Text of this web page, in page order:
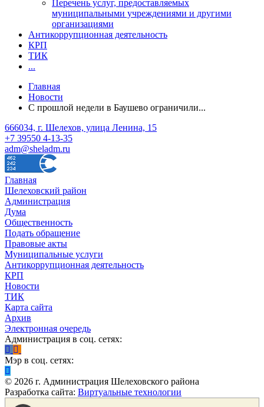
Перечень услуг, предоставляемых
муниципальными учреждениями и другими
организациями
Антикоррупционная деятельность
КРП
ТИК
...
Главная
Новости
С прошлой недели в Баушево ограничили...
666034, г. Шелехов, улица Ленина, 15
+7 39550 4-13-35
adm@sheladm.ru
Главная
Шелеховский район
Администрация
Дума
Общественность
Подать обращение
Правовые акты
Муниципальные услуги
Антикоррупционная деятельность
КРП
Новости
ТИК
Карта сайта
Архив
Электронная очередь
Администрация в соц. сетях:
Мэр в соц. сетях:
© 2026 г. Администрация Шелеховского района
Разработка сайта: Виртуальные технологии